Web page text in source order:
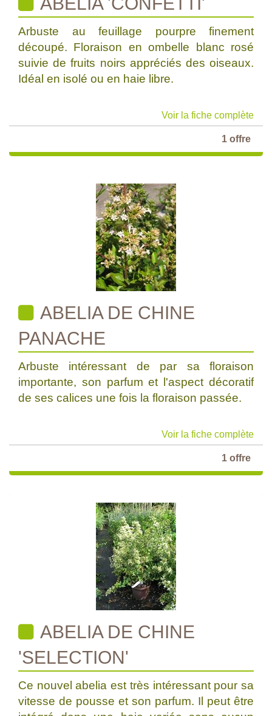
Arbuste au feuillage pourpre finement
découpé. Floraison en ombelle blanc rosé
suivie de fruits noirs appréciés des oiseaux.
Idéal en isolé ou en haie libre.
Voir la fiche complète
1 offre
ABELIA DE CHINE
PANACHE
Arbuste intéressant de par sa floraison
importante, son parfum et l'aspect décoratif
de ses calices une fois la floraison passée.
Voir la fiche complète
1 offre
ABELIA DE CHINE
'SELECTION'
Ce nouvel abelia est très intéressant pour sa
vitesse de pousse et son parfum. Il peut être